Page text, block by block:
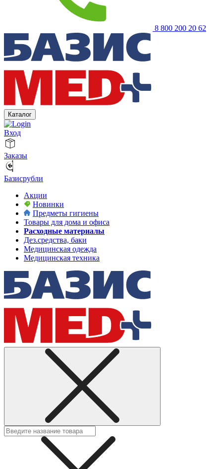
8 800 200 20 62
Каталог
Вход
Заказы
Базисрубли
Акции
Новинки
Предметы гигиены
Товары для дома и офиса
Расходные материалы
Дез.средства, баки
Медицинская одежда
Медицинская техника